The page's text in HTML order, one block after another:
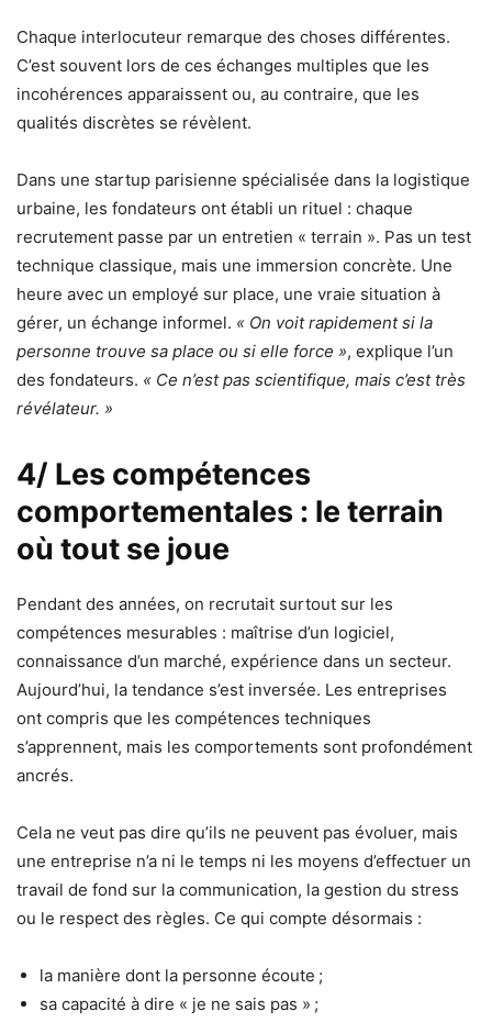
Chaque interlocuteur remarque des choses différentes.
C’est souvent lors de ces échanges multiples que les
incohérences apparaissent ou, au contraire, que les
qualités discrètes se révèlent.
Dans une startup parisienne spécialisée dans la logistique
urbaine, les fondateurs ont établi un rituel : chaque
recrutement passe par un entretien « terrain ». Pas un test
technique classique, mais une immersion concrète. Une
heure avec un employé sur place, une vraie situation à
gérer, un échange informel. « On voit rapidement si la
personne trouve sa place ou si elle force », explique l’un
des fondateurs. « Ce n’est pas scientifique, mais c’est très
révélateur. »
4/ Les compétences
comportementales : le terrain
où tout se joue
Pendant des années, on recrutait surtout sur les
compétences mesurables : maîtrise d’un logiciel,
connaissance d’un marché, expérience dans un secteur.
Aujourd’hui, la tendance s’est inversée. Les entreprises
ont compris que les compétences techniques
s’apprennent, mais les comportements sont profondément
ancrés.
Cela ne veut pas dire qu’ils ne peuvent pas évoluer, mais
une entreprise n’a ni le temps ni les moyens d’effectuer un
travail de fond sur la communication, la gestion du stress
ou le respect des règles. Ce qui compte désormais :
la manière dont la personne écoute ;
sa capacité à dire « je ne sais pas » ;